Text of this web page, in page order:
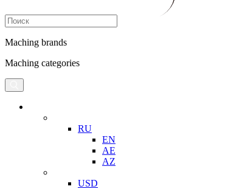
Maching brands
Maching categories
RU
EN
AE
AZ
USD